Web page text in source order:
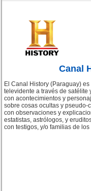
Canal
El Canal History (Paraguay)
televidente a través de satélite
con acontecimientos y
sobre cosas ocultas y
con observaciones y
estatistas, astrólogos, y
con testigos, y/o familias de los